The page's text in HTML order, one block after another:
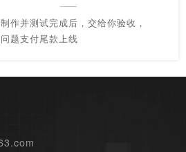
作并测试完成后，交给你验收，
题支付尾款上线